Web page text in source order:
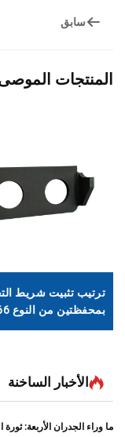
سابق
المنتجات
ترتيب تثبيت شريط
بمحفظتين من النوع 66
الأخبار الساخنة
ما وراء الجدران الأربعة: